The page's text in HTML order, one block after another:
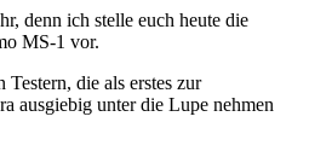
denn ich stelle euch heute die
MS-1 vor.
die als erstes zur
ausgiebig unter die Lupe nehmen